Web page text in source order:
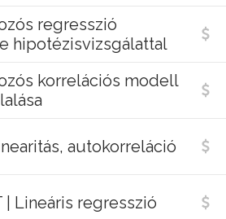
regresszió
hipotézisvizsgálattal
korrelációs modell
autokorreláció
| Lineáris regresszió